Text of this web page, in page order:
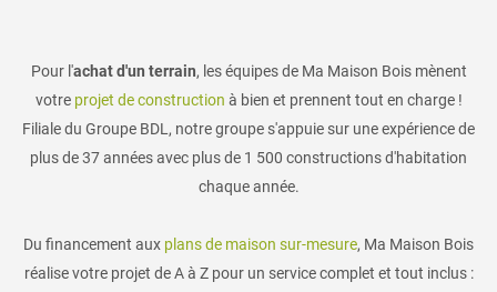
Pour l'achat d'un terrain, les équipes de Ma Maison Bois mènent
votre projet de construction à bien et prennent tout en charge !
Filiale du Groupe BDL, notre groupe s'appuie sur une expérience de
plus de 37 années avec plus de 1 500 constructions d'habitation
chaque année.
Du financement aux plans de maison sur-mesure, Ma Maison Bois
réalise votre projet de A à Z pour un service complet et tout inclus :